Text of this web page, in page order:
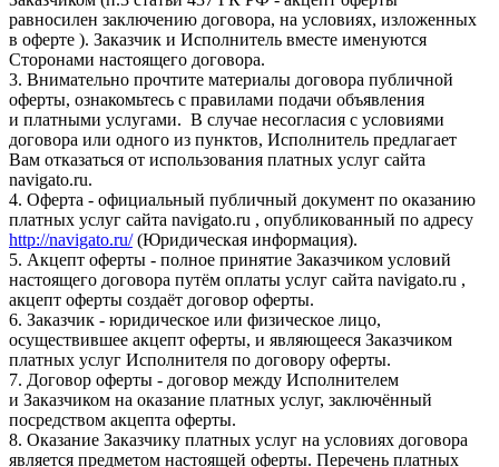
равносилен заключению договора, на условиях, изложенных
в оферте ). Заказчик и Исполнитель вместе именуются
Сторонами настоящего договора.
3. Внимательно прочтите материалы договора публичной
оферты, ознакомьтесь с правилами подачи объявления
и платными услугами. В случае несогласия с условиями
договора или одного из пунктов, Исполнитель предлагает
Вам отказаться от использования платных услуг сайта
navigato.ru.
4. Оферта - официальный публичный документ по оказанию
платных услуг сайта navigato.ru , опубликованный по адресу
http://navigato.ru/(Юридическая информация).
5. Акцепт оферты - полное принятие Заказчиком условий
настоящего договора путём оплаты услуг сайта navigato.ru ,
акцепт оферты создаёт договор оферты.
6. Заказчик - юридическое или физическое лицо,
осуществившее акцепт оферты, и являющееся Заказчиком
платных услуг Исполнителя по договору оферты.
7. Договор оферты - договор между Исполнителем
и Заказчиком на оказание платных услуг, заключённый
посредством акцепта оферты.
8. Оказание Заказчику платных услуг на условиях договора
является предметом настоящей оферты. Перечень платных